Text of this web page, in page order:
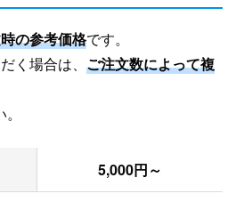
の参考価格です。
く場合は、 ご注文数によって複
5,000円～